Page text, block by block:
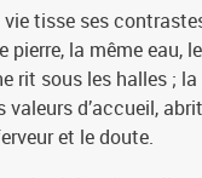
tisse ses
pierre, la même eau,
rit sous les halles ;
valeurs d’accueil,
et le doute.